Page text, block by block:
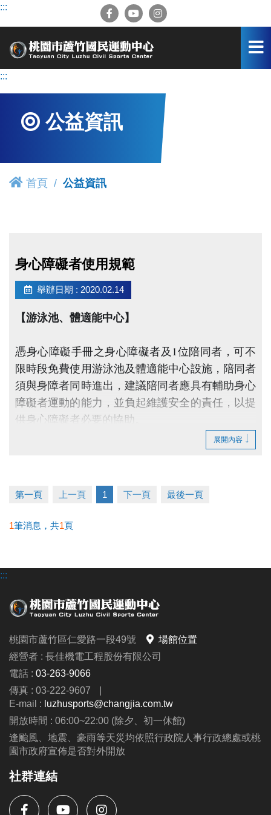
跳
容
:::
:::
公益資訊
首頁 公益資訊
身心障礙者使用規範
舉辦日期 : 2020.02.14
【游泳池、體適能中心】
憑身心障礙手冊之身心障礙者及1位陪同者，可不
限時段免費使用游泳池及體適能中心設施，陪同者
須與身障者同時進出，建議陪同者應具有輔助身心
障礙者運動的能力，並負起維護安全的責任，以提
供身心障礙者必要的協助。
【球場租借(撞球區、桌球區、壁球場)】
球場提供三天內(含當日)電話及現場預約服務，
每日限預約1小時，項目不分開計算。預約時需
主動告知手冊持有人姓名，若未先行告知，本
提供一組身心障礙朋友登記使用，但不提供保
障場地。
持身心障礙相關證明文件者，每次僅開放預約
一項場地，每次一小時，若需延長使用，則需
重新辦理登記(每日至多免費使用2小時)。
辦理球場使用之身心障礙朋友，請於預約時間
前，持證明文件至一樓球館櫃檯辦理報到，若
預約場地未報到三次者，則暫停其預約使用權
一個月。
本中心設施依規定提供身心障礙者及其監護人
用、轉租、超過優惠人數或非身心障礙者使用
展開內容
第一頁 上一頁 1 下一頁 最後一頁
1筆消息，共1頁
:::
桃園市蘆竹區仁愛路一段49號
場館位置
經營者 : 長佳機電工程股份有限公司
電話 : 03-263-9066
傳真 : 03-222-9607
E-mail : luzhusports@changjia.com.tw
開放時間 : 06:00~22:00 (除夕、初一休館)
逢颱風、地震、豪雨等天災均依照行政院人事行政總處或桃
園市政府宣佈是否對外開放
社群連結